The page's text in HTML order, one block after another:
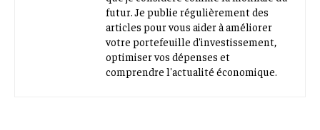
futur. Je publie régulièrement des
articles pour vous aider à améliorer
votre portefeuille d'investissement,
optimiser vos dépenses et
comprendre l'actualité économique.